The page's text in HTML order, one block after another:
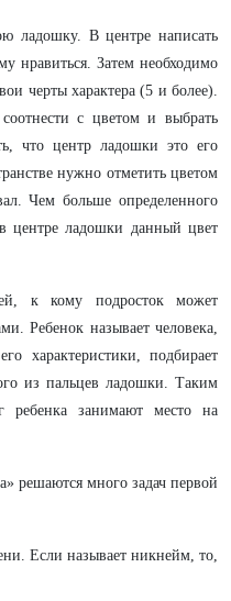
ладошку. В центре написать
нравиться. Затем необходимо
черты характера (5 и более).
с цветом и выбрать
что центр ладошки это его
нужно отметить цветом
Чем больше определенного
центре ладошки данный цвет
к кому подросток может
Ребенок называет человека,
характеристики, подбирает
из пальцев ладошки. Таким
ребенка занимают место на
решаются много задач первой
Если называет никнейм, то,